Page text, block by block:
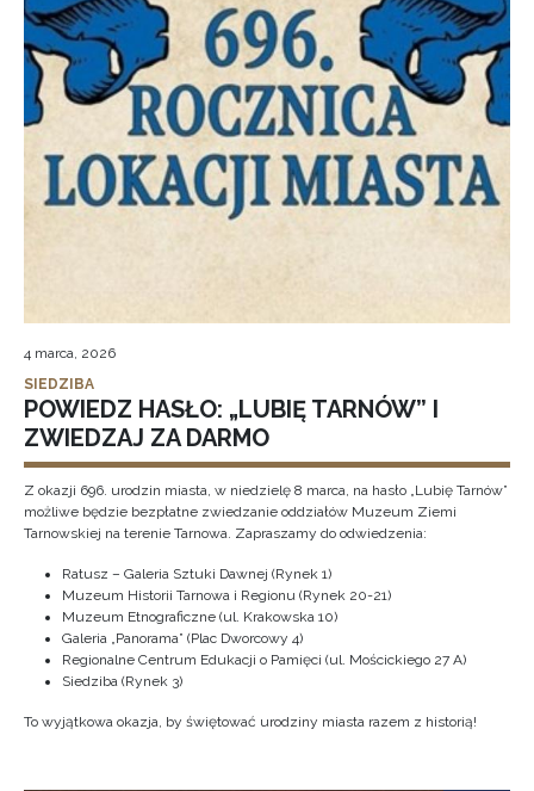
4 marca, 2026
SIEDZIBA
POWIEDZ HASŁO: „LUBIĘ TARNÓW” I
ZWIEDZAJ ZA DARMO
Z okazji 696. urodzin miasta, w niedzielę 8 marca, na hasło „Lubię Tarnów”
możliwe będzie bezpłatne zwiedzanie oddziałów Muzeum Ziemi
Tarnowskiej na terenie Tarnowa. Zapraszamy do odwiedzenia:
Ratusz – Galeria Sztuki Dawnej (Rynek 1)
Muzeum Historii Tarnowa i Regionu (Rynek 20-21)
Muzeum Etnograficzne (ul. Krakowska 10)
Galeria „Panorama” (Plac Dworcowy 4)
Regionalne Centrum Edukacji o Pamięci (ul. Mościckiego 27 A)
Siedziba (Rynek 3)
To wyjątkowa okazja, by świętować urodziny miasta razem z historią!